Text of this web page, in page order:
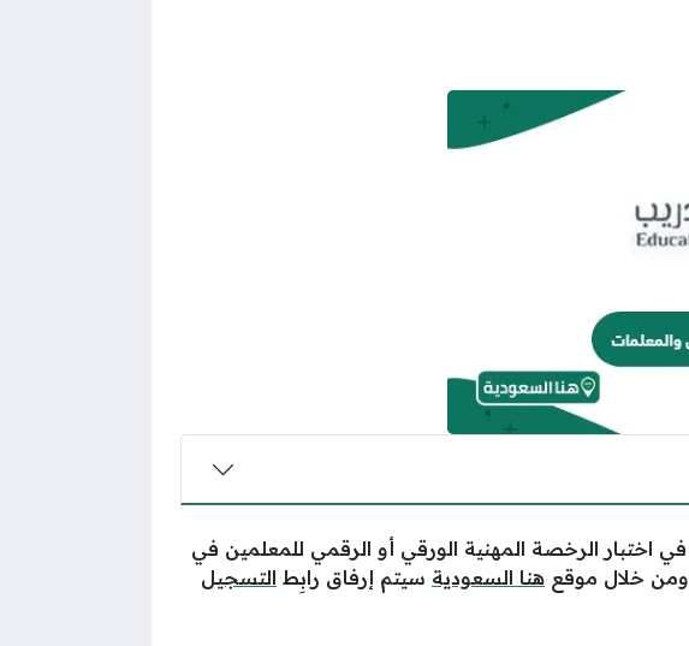
اختبار الرخصة المهنية الورقي أو الرقمي للمعلمين في
ومن خلال موقع هنا السعودية سيتم إرفاق رابِط التسجيل